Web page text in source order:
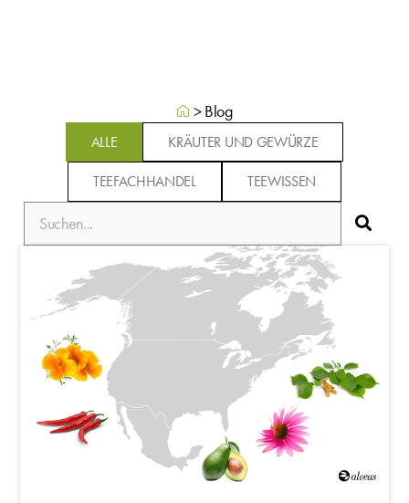
>Blog
KRÄUTER UND GEWÜRZE
TEEFACHHANDEL TEEWISSEN
ALLE